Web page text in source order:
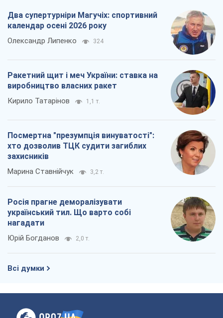
Два супертурніри Магучіх: спортивний
календар осені 2026 року
Олександр Липенко 324
Ракетний щит і меч України: ставка на
виробництво власних ракет
Кирило Татарінов 1,1 т.
Посмертна "презумпція винуватості":
хто дозволив ТЦК судити загиблих
захисників
Марина Ставнійчук 3,2 т.
Росія прагне деморалізувати
український тил. Що варто собі
нагадати
Юрій Богданов 2,0 т.
Всі думки